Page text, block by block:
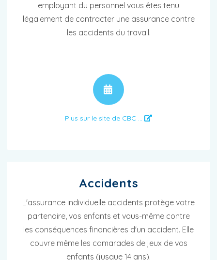
employant du personnel vous êtes tenu
légalement de contracter une assurance contre
les accidents du travail.
Plus sur le site de CBC ...
Accidents
L'assurance individuelle accidents protège votre
partenaire, vos enfants et vous-même contre
les conséquences financières d'un accident. Elle
couvre même les camarades de jeux de vos
enfants (jusque 14 ans).